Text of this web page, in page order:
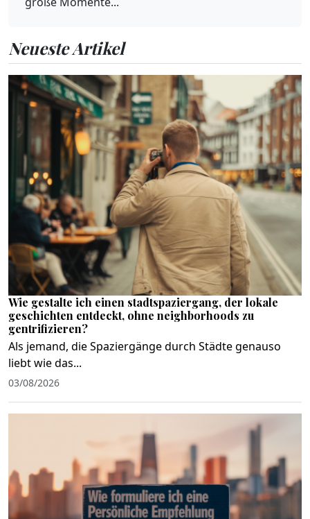
Neueste Artikel
Wie gestalte ich einen stadtspaziergang, der lokale
geschichten entdeckt, ohne neighborhoods zu
gentrifizieren?
Als jemand, die Spaziergänge durch Städte genauso
liebt wie das...
03/08/2026